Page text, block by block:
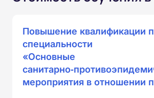
Повышение квалификации
специальности
«Основные
мероприятия в отношении